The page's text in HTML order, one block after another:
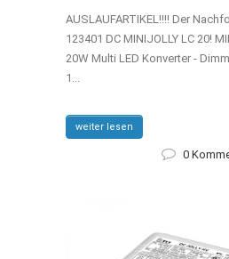
AUSLAUFARTIKEL!!!! Der
123401 DC MINIJOLLY LC 20!
20W Multi LED Konverter -
1...
weiter lesen
0